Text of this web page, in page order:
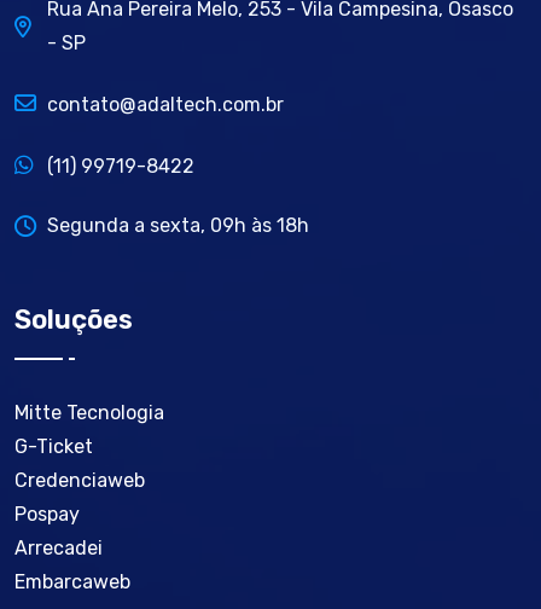
Rua Ana Pereira Melo, 253 - Vila Campesina, Osasco
- SP
contato@adaltech.com.br
(11) 99719-8422
Segunda a sexta, 09h às 18h
Soluções
Mitte Tecnologia
G-Ticket
Credenciaweb
Pospay
Arrecadei
Embarcaweb